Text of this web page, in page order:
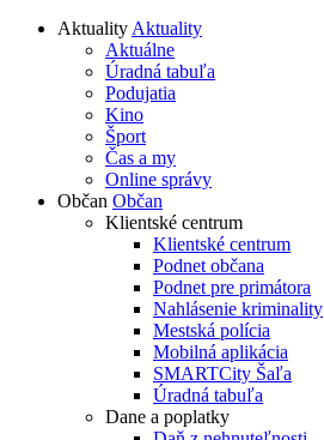
AktualityAktuality
Aktuálne
Úradná tabuľa
Podujatia
Kino
Šport
Čas a my
Online správy
Občan Občan
Klientské centrum
Klientské centrum
Podnet občana
Podnet pre primátora
Nahlásenie kriminality
Mestská polícia
Mobilná aplikácia
SMARTCity Šaľa
Úradná tabuľa
Dane a poplatky